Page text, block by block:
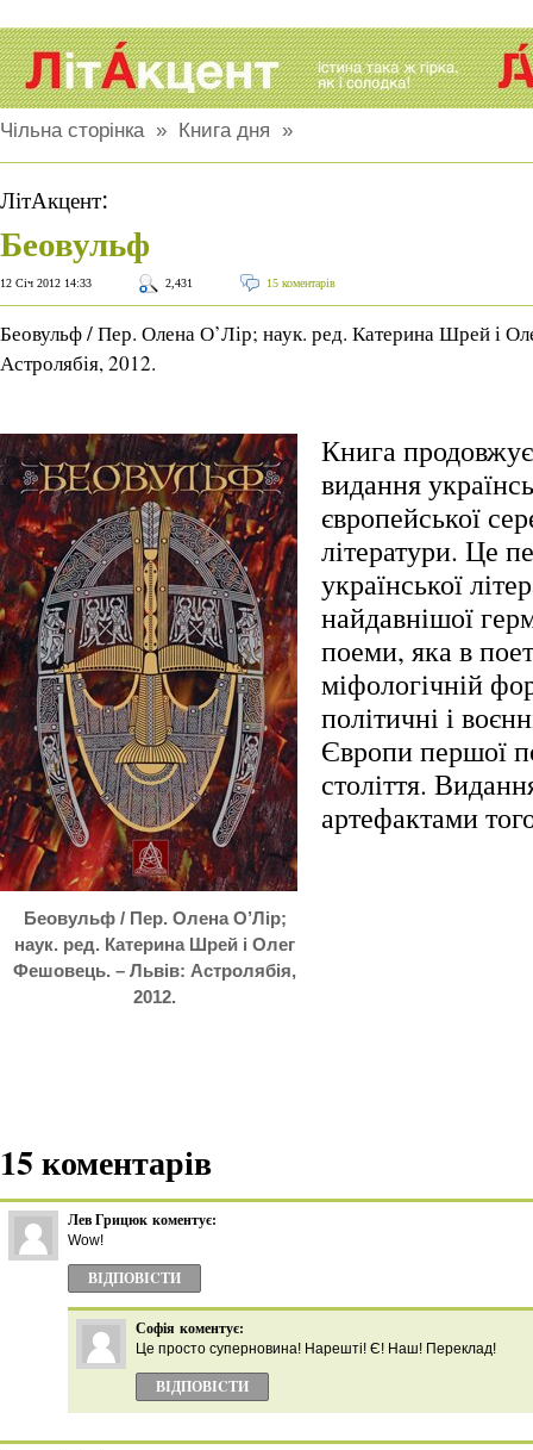
Чільна сторінка» Книга дня »
ЛітАкцент:
Беовульф
12 Січ 2012 14:33 2,431 15 коментарів
Беовульф / Пер. Олена О’Лір; наук. ред. Катерина Шрей і
Астролябія, 2012.
Беовульф / Пер. Олена О’Лір;
наук. ред. Катерина Шрей і Олег
Фешовець. – Львів: Астролябія,
2012.
Книга
видання
європейської
літератури. Це
української
найдавнішої
поеми, яка в
міфологічній
політичні і
Європи першої
століття.
артефактами
15 коментарів
Лев Грицюк коментує:
Wow!
ВІДПОВІCТИ
Софія коментує:
Це просто суперновина! Нарешті! Є! Наш! Переклад!
ВІДПОВІCТИ